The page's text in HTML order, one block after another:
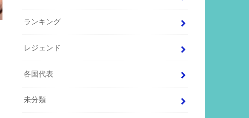
ランキング
レジェンド
各国代表
未分類